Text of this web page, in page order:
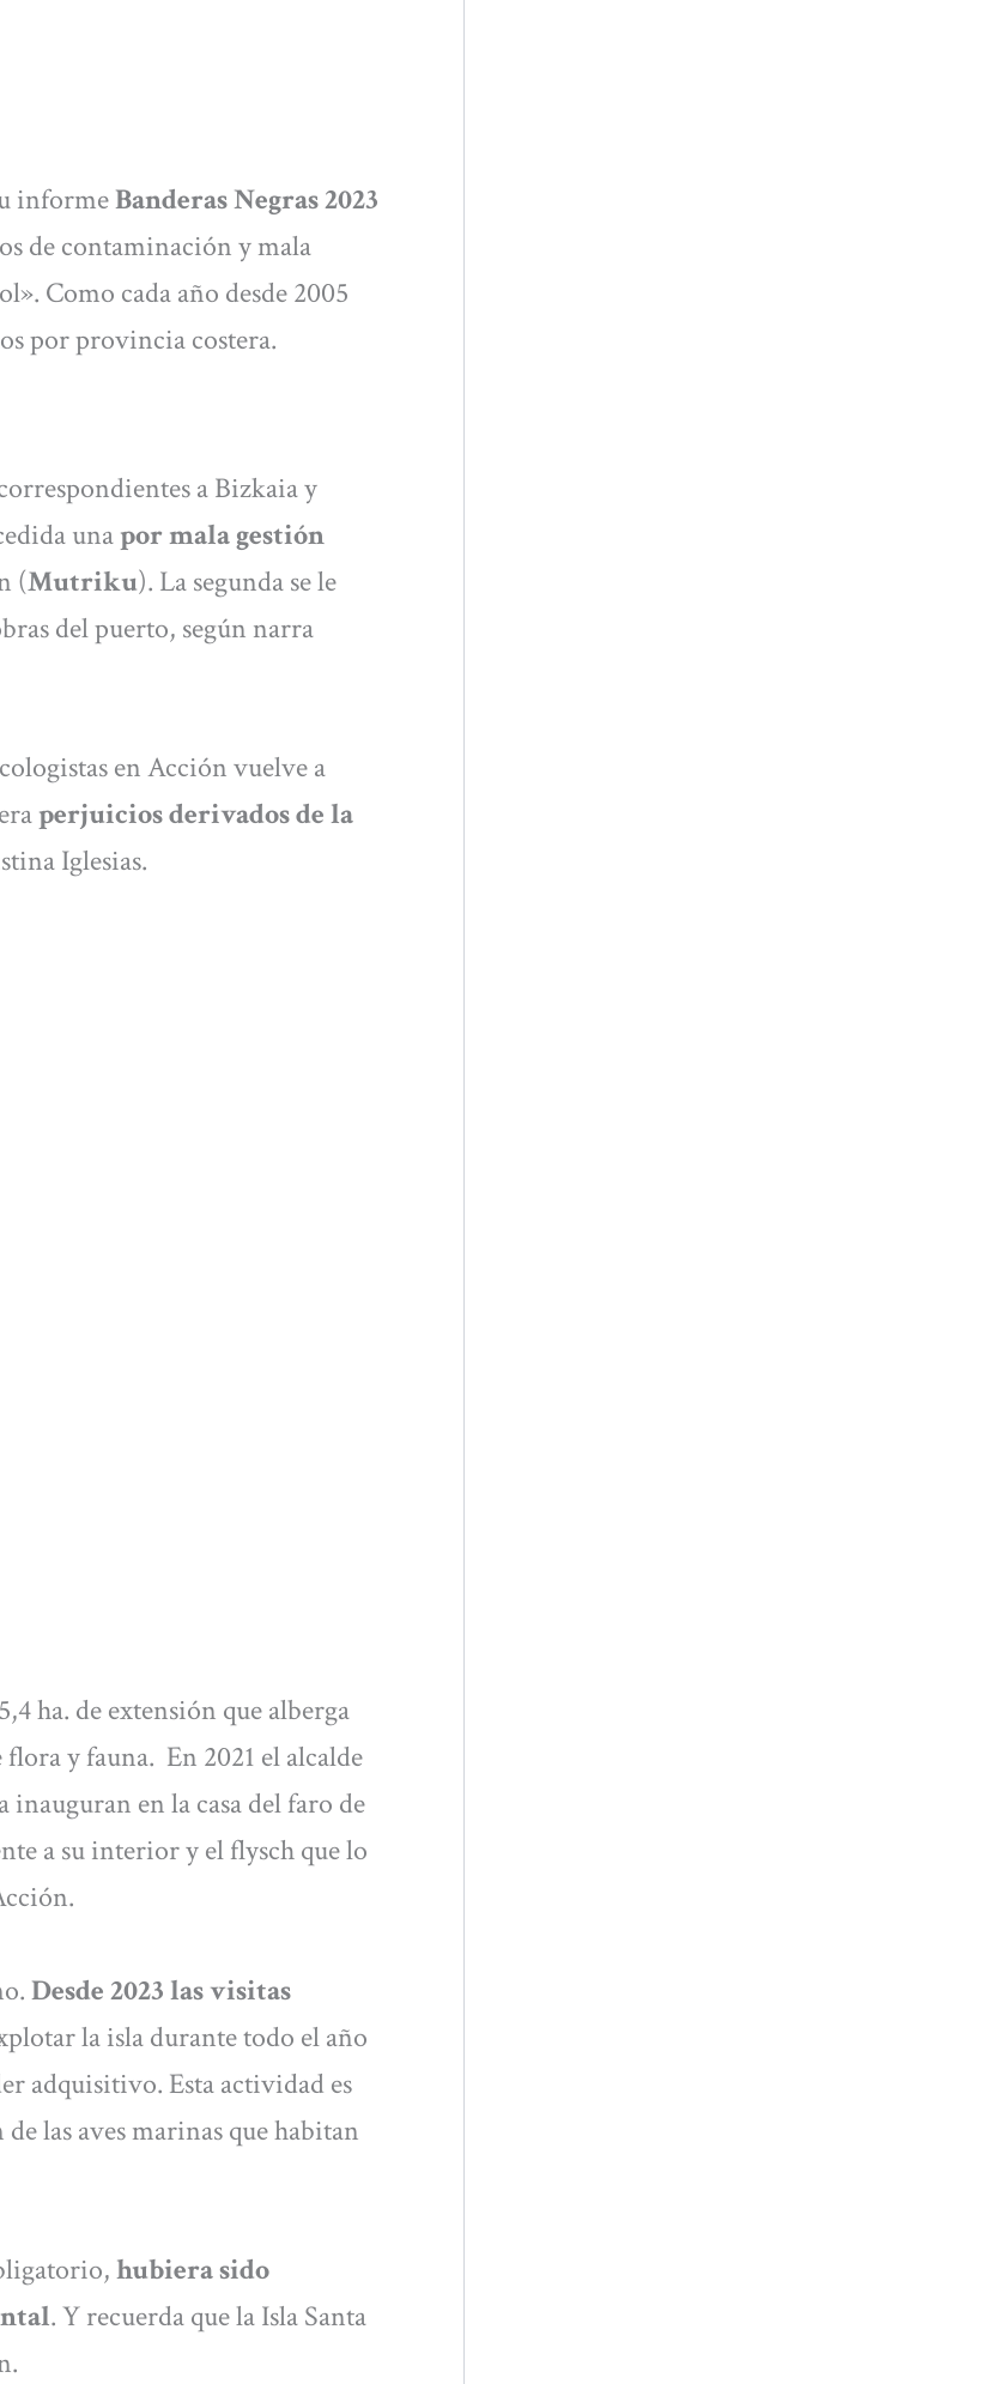
informeBanderas Negras 2023
de contaminación y mala
Como cada año desde 2005
por provincia costera.
a Bizkaia y
unapor mala gestión
(Mutriku). La segunda se le
del puerto, según narra
en Acción vuelve a
perjuicios derivados de la
Iglesias.
ha. de extensión que alberga
y fauna. En 2021 el alcalde
en la casa del faro de
a su interior y el flysch que lo
Desde 2023 las visitas
la isla durante todo el año
adquisitivo. Esta actividad es
las aves marinas que habitan
hubiera sido
. Y recuerda que la Isla Santa